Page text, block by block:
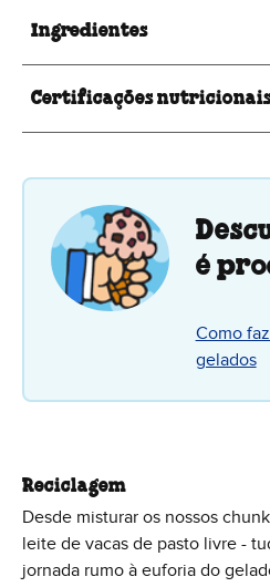
Ingredientes
Certificações
é
Como
gelados
Reciclagem
Desde misturar os nossos
leite de vacas de pasto livre -
jornada rumo à euforia do